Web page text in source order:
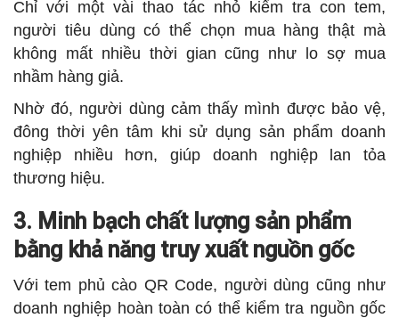
Chỉ với một vài thao tác nhỏ kiểm tra con tem,
người tiêu dùng có thể chọn mua hàng thật mà
không mất nhiều thời gian cũng như lo sợ mua
nhầm hàng giả.
Nhờ đó, người dùng cảm thấy mình được bảo vệ,
đông thời yên tâm khi sử dụng sản phẩm doanh
nghiệp nhiều hơn, giúp doanh nghiệp lan tỏa
thương hiệu.
3. Minh bạch chất lượng sản phẩm
bằng khả năng truy xuất nguồn gốc
Với tem phủ cào QR Code, người dùng cũng như
doanh nghiệp hoàn toàn có thể kiểm tra nguồn gốc